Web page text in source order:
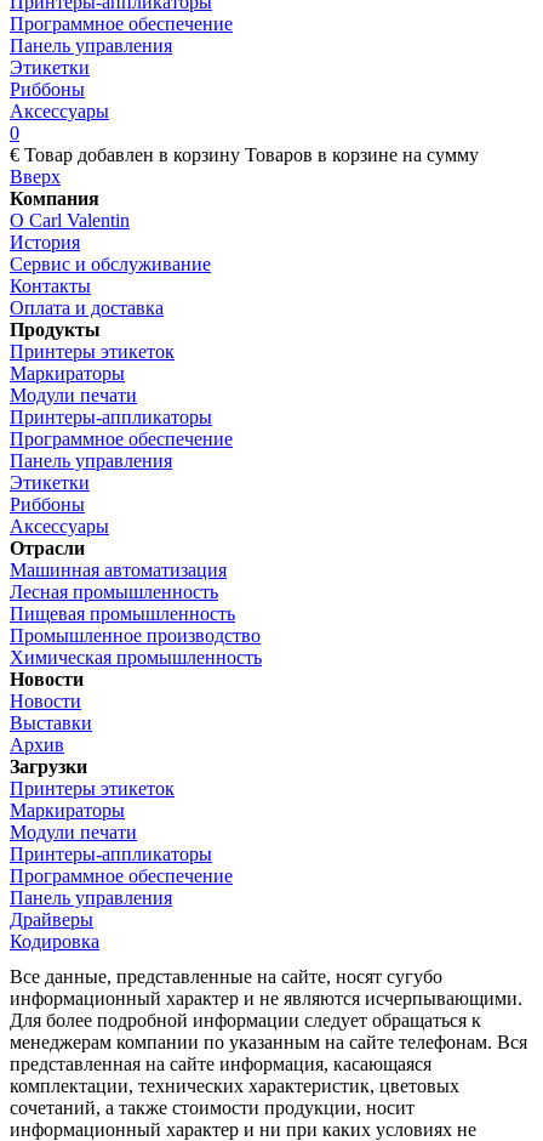
Программное обеспечение
Панель управления
Этикетки
Риббоны
Аксессуары
0
€ Товар добавлен в корзину Товаров в корзине на сумму
Вверх
Компания
О Carl Valentin
История
Сервис и обслуживание
Контакты
Оплата и доставка
Продукты
Принтеры этикеток
Маркираторы
Модули печати
Принтеры-аппликаторы
Программное обеспечение
Панель управления
Этикетки
Риббоны
Аксессуары
Отрасли
Машинная автоматизация
Лесная промышленность
Пищевая промышленность
Промышленное производство
Химическая промышленность
Новости
Новости
Выставки
Архив
Загрузки
Принтеры этикеток
Маркираторы
Модули печати
Принтеры-аппликаторы
Программное обеспечение
Панель управления
Драйверы
Кодировка
Все данные, представленные на сайте, носят сугубо
информационный характер и не являются исчерпывающими.
Для более подробной информации следует обращаться к
менеджерам компании по указанным на сайте телефонам. Вся
представленная на сайте информация, касающаяся
комплектации, технических характеристик, цветовых
сочетаний, а также стоимости продукции, носит
информационный характер и ни при каких условиях не